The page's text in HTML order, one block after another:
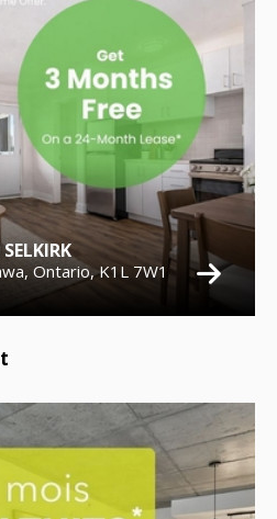
Ontario, K1L 7W1